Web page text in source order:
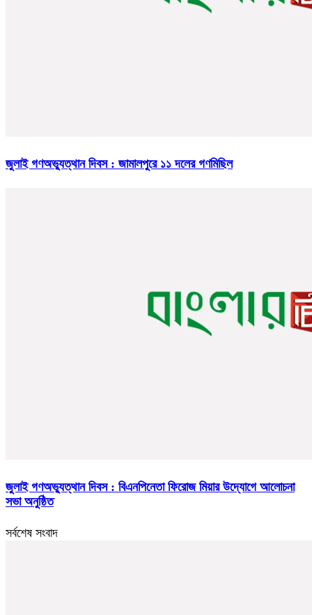
জুলাই গণঅভ্যুত্থান দিবস : জামালপুরে ১১ দলের গণমিছিল
জুলাই গণঅভ্যুত্থান দিবস : বিএনপিনেতা ফিরোজ মিয়ার উদ্যোগে আলোচনা
সভা অনুষ্ঠিত
সর্বশেষ সংবাদ